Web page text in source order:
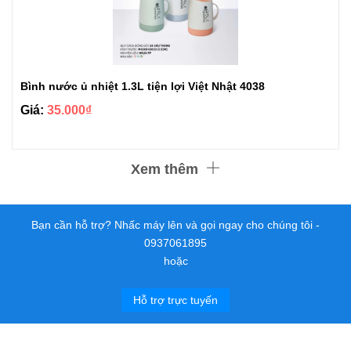
Bình nước ủ nhiệt 1.3L tiện lợi Việt Nhật 4038
Giá: 35.000₫
Xem thêm
Bạn cần hỗ trợ? Nhấc máy lên và gọi ngay cho chúng tôi -
0937061895
hoặc
Hỗ trợ trực tuyến